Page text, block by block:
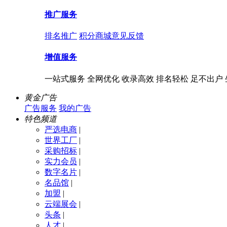
推广服务
排名推广 积分商城意见反馈
增值服务
一站式服务 全网优化 收录高效 排名轻松 足不出户
黄金广告
广告服务 我的广告
特色频道
严选电商 |
世界工厂 |
采购招标 |
实力会员 |
数字名片 |
名品馆 |
加盟 |
云端展会 |
头条 |
人才 |